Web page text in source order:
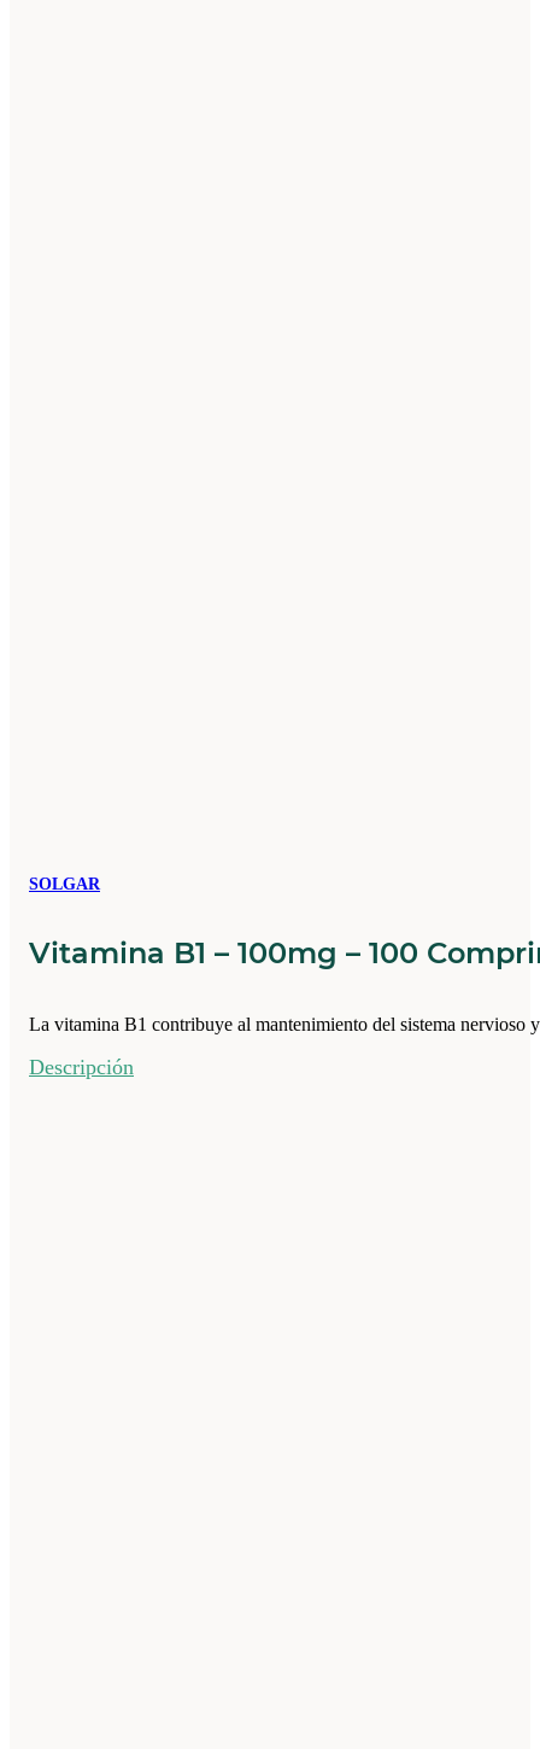
SOLGAR
Vitamina B1 – 100mg – 100
La vitamina B1 contribuye al mantenimiento del sistema nervioso
Descripción